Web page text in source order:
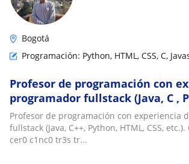
Bogotá
Programación: Python, HTML, CSS, C,
Profesor de programación con
programador fullstack (Java, C ,
HTML, CSS, etc.)
Profesor de programación con experiencia
fullstack (Java, C++, Python, HTML, CSS,
cer0 c1nc0 tr3s tr...